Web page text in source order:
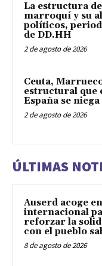
La estructura
marroquí y su
políticos,
de DD.HH
2 de agosto de 2026
Ceuta,
estructural que
España se
2 de agosto de 2026
ÚLTIMAS
Auserd acoge
internacional
reforzar la
con el pueblo
8 de agosto de 2026